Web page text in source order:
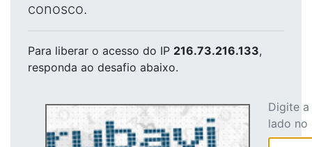
conosco.
Para liberar o acesso do IP 216.73.216.133,
responda ao desafio abaixo.
Digite
lado no